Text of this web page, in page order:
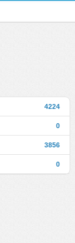
4224
0
3856
0